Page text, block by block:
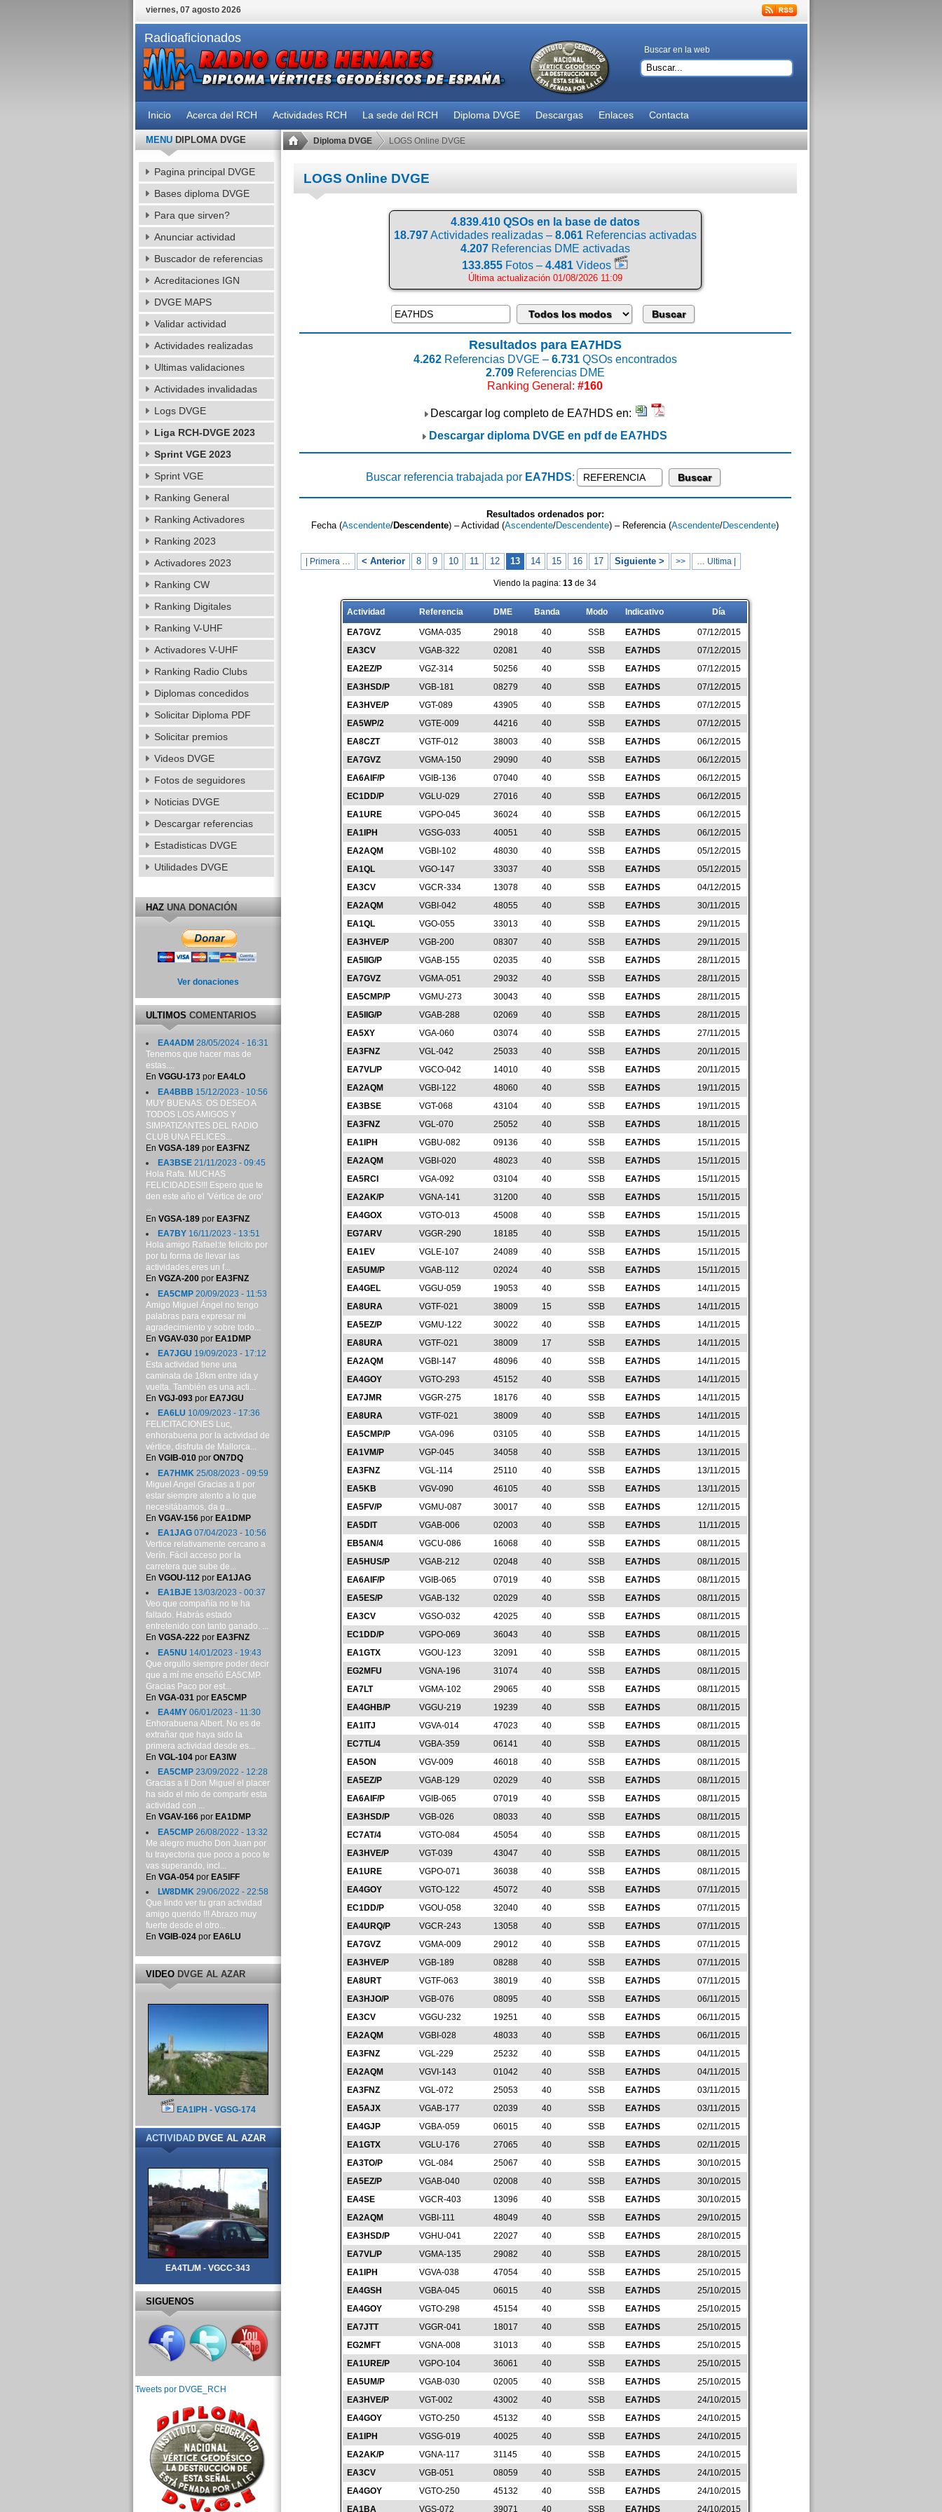
viernes, 07 agosto 2026
Radioaficionados
Buscar en la web
Inicio Acerca del RCH Actividades RCH La sede del RCH Diploma DVGE Descargas Enlaces Contacta
Diploma DVGE LOGS Online DVGE
LOGS Online DVGE
4.839.410 QSOs en la base de datos
18.797Actividades realizadas – 8.061Referencias activadas
4.207Referencias DME activadas
133.855 Fotos – 4.481 Videos
Última actualización 01/08/2026 11:09
Resultados para EA7HDS
4.262Referencias DVGE – 6.731QSOs encontrados
2.709Referencias DME
Ranking General: #160
Descargar log completo de EA7HDS en:
Descargar diploma DVGE en pdf de EA7HDS
Buscar referencia trabajada por EA7HDS:
Resultados ordenados por:
Fecha (Ascendente/Descendente) – Actividad (Ascendente/Descendente) – Referencia (Ascendente/Descendente)
| Primera … < Anterior 8 9 10 11 12 13 14 15 16 17 Siguiente > >> … Ultima |
Viendo la pagina: 13 de 34
Actividad Referencia DME Banda Modo Indicativo Día
EA7GVZ VGMA-035 29018 40 SSB EA7HDS
07/12/2015
EA3CV
VGAB-322 02081 40 SSB EA7HDS
07/12/2015
EA2EZ/P
VGZ-314 50256 40 SSB EA7HDS
07/12/2015
EA3HSD/P
VGB-181 08279 40 SSB EA7HDS
07/12/2015
EA3HVE/P
VGT-089 43905 40 SSB EA7HDS
07/12/2015
EA5WP/2
VGTE-009 44216 40 SSB EA7HDS
07/12/2015
EA8CZT
VGTF-012 38003 40 SSB EA7HDS
06/12/2015
EA7GVZ
VGMA-150 29090 40 SSB EA7HDS
06/12/2015
EA6AIF/P
VGIB-136 07040 40 SSB EA7HDS
06/12/2015
EC1DD/P
VGLU-029 27016 40 SSB EA7HDS
06/12/2015
EA1URE
VGPO-045 36024 40 SSB EA7HDS
06/12/2015
EA1IPH
VGSG-033 40051 40 SSB EA7HDS
06/12/2015
EA2AQM
VGBI-102 48030 40 SSB EA7HDS
05/12/2015
EA1QL
VGO-147 33037 40 SSB EA7HDS
05/12/2015
EA3CV
VGCR-334 13078 40 SSB EA7HDS
04/12/2015
EA2AQM
VGBI-042 48055 40 SSB EA7HDS
30/11/2015
EA1QL
VGO-055 33013 40 SSB EA7HDS
29/11/2015
EA3HVE/P
VGB-200 08307 40 SSB EA7HDS
29/11/2015
EA5IIG/P
VGAB-155 02035 40 SSB EA7HDS
28/11/2015
EA7GVZ
VGMA-051 29032 40 SSB EA7HDS
28/11/2015
EA5CMP/P
VGMU-273 30043 40 SSB EA7HDS
28/11/2015
EA5IIG/P
VGAB-288 02069 40 SSB EA7HDS
28/11/2015
EA5XY
VGA-060 03074 40 SSB EA7HDS
27/11/2015
EA3FNZ
VGL-042 25033 40 SSB EA7HDS
20/11/2015
EA7VL/P
VGCO-042 14010 40 SSB EA7HDS
20/11/2015
EA2AQM
VGBI-122 48060 40 SSB EA7HDS
19/11/2015
EA3BSE
VGT-068 43104 40 SSB EA7HDS
19/11/2015
EA3FNZ
VGL-070 25052 40 SSB EA7HDS
18/11/2015
EA1IPH
VGBU-082 09136 40 SSB EA7HDS
15/11/2015
EA2AQM
VGBI-020 48023 40 SSB EA7HDS
15/11/2015
EA5RCI
VGA-092 03104 40 SSB EA7HDS
15/11/2015
EA2AK/P
VGNA-141 31200 40 SSB EA7HDS
15/11/2015
EA4GOX
VGTO-013 45008 40 SSB EA7HDS
15/11/2015
EG7ARV
VGGR-290 18185 40 SSB EA7HDS
15/11/2015
EA1EV
VGLE-107 24089 40 SSB EA7HDS
15/11/2015
EA5UM/P
VGAB-112 02024 40 SSB EA7HDS
15/11/2015
EA4GEL
VGGU-059 19053 40 SSB EA7HDS
14/11/2015
EA8URA
VGTF-021 38009 15 SSB EA7HDS
14/11/2015
EA5EZ/P
VGMU-122 30022 40 SSB EA7HDS
14/11/2015
EA8URA
VGTF-021 38009 17 SSB EA7HDS
14/11/2015
EA2AQM
VGBI-147 48096 40 SSB EA7HDS
14/11/2015
EA4GOY
VGTO-293 45152 40 SSB EA7HDS
14/11/2015
EA7JMR
VGGR-275 18176 40 SSB EA7HDS
14/11/2015
EA8URA
VGTF-021 38009 40 SSB EA7HDS
14/11/2015
EA5CMP/P
VGA-096 03105 40 SSB EA7HDS
14/11/2015
EA1VM/P
VGP-045 34058 40 SSB EA7HDS
13/11/2015
EA3FNZ
VGL-114 25110 40 SSB EA7HDS
13/11/2015
EA5KB
VGV-090 46105 40 SSB EA7HDS
13/11/2015
EA5FV/P
VGMU-087 30017 40 SSB EA7HDS
12/11/2015
EA5DIT
VGAB-006 02003 40 SSB EA7HDS
11/11/2015
EB5AN/4
VGCU-086 16068 40 SSB EA7HDS
08/11/2015
EA5HUS/P
VGAB-212 02048 40 SSB EA7HDS
08/11/2015
EA6AIF/P
VGIB-065 07019 40 SSB EA7HDS
08/11/2015
EA5ES/P
VGAB-132 02029 40 SSB EA7HDS
08/11/2015
EA3CV
VGSO-032 42025 40 SSB EA7HDS
08/11/2015
EC1DD/P
VGPO-069 36043 40 SSB EA7HDS
08/11/2015
EA1GTX
VGOU-123 32091 40 SSB EA7HDS
08/11/2015
EG2MFU
VGNA-196 31074 40 SSB EA7HDS
08/11/2015
EA7LT
VGMA-102 29065 40 SSB EA7HDS
08/11/2015
EA4GHB/P
VGGU-219 19239 40 SSB EA7HDS
08/11/2015
EA1ITJ
VGVA-014 47023 40 SSB EA7HDS
08/11/2015
EC7TL/4
VGBA-359 06141 40 SSB EA7HDS
08/11/2015
EA5ON
VGV-009 46018 40 SSB EA7HDS
08/11/2015
EA5EZ/P
VGAB-129 02029 40 SSB EA7HDS
08/11/2015
EA6AIF/P
VGIB-065 07019 40 SSB EA7HDS
08/11/2015
EA3HSD/P
VGB-026 08033 40 SSB EA7HDS
08/11/2015
EC7AT/4
VGTO-084 45054 40 SSB EA7HDS
08/11/2015
EA3HVE/P
VGT-039 43047 40 SSB EA7HDS
08/11/2015
EA1URE
VGPO-071 36038 40 SSB EA7HDS
08/11/2015
EA4GOY
VGTO-122 45072 40 SSB EA7HDS
07/11/2015
EC1DD/P
VGOU-058 32040 40 SSB EA7HDS
07/11/2015
EA4URQ/P
VGCR-243 13058 40 SSB EA7HDS
07/11/2015
EA7GVZ
VGMA-009 29012 40 SSB EA7HDS
07/11/2015
EA3HVE/P
VGB-189 08288 40 SSB EA7HDS
07/11/2015
EA8URT
VGTF-063 38019 40 SSB EA7HDS
07/11/2015
EA3HJO/P
VGB-076 08095 40 SSB EA7HDS
06/11/2015
EA3CV
VGGU-232 19251 40 SSB EA7HDS
06/11/2015
EA2AQM
VGBI-028 48033 40 SSB EA7HDS
06/11/2015
EA3FNZ
VGL-229 25232 40 SSB EA7HDS
04/11/2015
EA2AQM
VGVI-143 01042 40 SSB EA7HDS
04/11/2015
EA3FNZ
VGL-072 25053 40 SSB EA7HDS
03/11/2015
EA5AJX
VGAB-177 02039 40 SSB EA7HDS
03/11/2015
EA4GJP
VGBA-059 06015 40 SSB EA7HDS
02/11/2015
EA1GTX
VGLU-176 27065 40 SSB EA7HDS
02/11/2015
EA3TO/P
VGL-084 25067 40 SSB EA7HDS
30/10/2015
EA5EZ/P
VGAB-040 02008 40 SSB EA7HDS
30/10/2015
EA4SE
VGCR-403 13096 40 SSB EA7HDS
30/10/2015
EA2AQM
VGBI-111 48049 40 SSB EA7HDS
29/10/2015
EA3HSD/P
VGHU-041 22027 40 SSB EA7HDS
28/10/2015
EA7VL/P
VGMA-135 29082 40 SSB EA7HDS
28/10/2015
EA1IPH
VGVA-038 47054 40 SSB EA7HDS
25/10/2015
EA4GSH
VGBA-045 06015 40 SSB EA7HDS
25/10/2015
EA4GOY
VGTO-298 45154 40 SSB EA7HDS
25/10/2015
EA7JTT
VGGR-041 18017 40 SSB EA7HDS
25/10/2015
EG2MFT
VGNA-008 31013 40 SSB EA7HDS
25/10/2015
EA1URE/P
VGPO-104 36061 40 SSB EA7HDS
25/10/2015
EA5UM/P
VGAB-030 02005 40 SSB EA7HDS
25/10/2015
EA3HVE/P
VGT-002 43002 40 SSB EA7HDS
24/10/2015
EA4GOY
VGTO-250 45132 40 SSB EA7HDS
24/10/2015
EA1IPH
VGSG-019 40025 40 SSB EA7HDS
24/10/2015
EA2AK/P
VGNA-117 31145 40 SSB EA7HDS
24/10/2015
EA3CV
VGB-051 08059 40 SSB EA7HDS
24/10/2015
EA4GOY
VGTO-250 45132 40 SSB EA7HDS
24/10/2015
EA1BA
VGS-072 39071 40 SSB EA7HDS 24/10/2015
MENUDIPLOMA DVGE
Pagina principal DVGE
Bases diploma DVGE
Para que sirven?
Anunciar actividad
Buscador de referencias
Acreditaciones IGN
DVGE MAPS
Validar actividad
Actividades realizadas
Ultimas validaciones
Actividades invalidadas
Logs DVGE
Liga RCH-DVGE 2023
Sprint VGE 2023
Sprint VGE
Ranking General
Ranking Activadores
Ranking 2023
Activadores 2023
Ranking CW
Ranking Digitales
Ranking V-UHF
Activadores V-UHF
Ranking Radio Clubs
Diplomas concedidos
Solicitar Diploma PDF
Solicitar premios
Videos DVGE
Fotos de seguidores
Noticias DVGE
Descargar referencias
Estadisticas DVGE
Utilidades DVGE
HAZUNA DONACIÓN
Ver donaciones
ULTIMOSCOMENTARIOS
EA4ADM 28/05/2024 - 16:31
Tenemos que hacer mas de
estas....
En VGGU-173por EA4LO
EA4BBB 15/12/2023 - 10:56
MUY BUENAS. OS DESEO A
TODOS LOS AMIGOS Y
SIMPATIZANTES DEL RADIO
CLUB UNA FELICES...
En VGSA-189por EA3FNZ
EA3BSE21/11/2023 - 09:45
Hola Rafa. MUCHAS
FELICIDADES!!! Espero que te
den este año el 'Vértice de oro'
...
En VGSA-189por EA3FNZ
EA7BY16/11/2023 - 13:51
Hola amigo Rafael:te felicito por
por tu forma de llevar las
actividades,eres un f...
En VGZA-200por EA3FNZ
EA5CMP20/09/2023 - 11:53
Amigo Miguel Ángel no tengo
palabras para expresar mi
agradecimiento y sobre todo...
En VGAV-030por EA1DMP
EA7JGU 19/09/2023 - 17:12
Esta actividad tiene una
caminata de 18km entre ida y
vuelta. También es una acti...
En VGJ-093por EA7JGU
EA6LU 10/09/2023 - 17:36
FELICITACIONES Luc,
enhorabuena por la actividad de
vértice, disfruta de Mallorca...
En VGIB-010por ON7DQ
EA7HMK 25/08/2023 - 09:59
Miguel Angel Gracias a ti por
estar siempre atento a lo que
necesitábamos, da g...
En VGAV-156por EA1DMP
EA1JAG07/04/2023 - 10:56
Vertice relativamente cercano a
Verín. Fácil acceso por la
carretera que sube de...
En VGOU-112por EA1JAG
EA1BJE13/03/2023 - 00:37
Veo que compañía no te ha
faltado. Habrás estado
entretenido con tanto ganado. ...
En VGSA-222por EA3FNZ
EA5NU 14/01/2023 - 19:43
Que orgullo siempre poder decir
que a mí me enseñó EA5CMP.
Gracias Paco por est...
En VGA-031 por EA5CMP
EA4MY06/01/2023 - 11:30
Enhorabuena Albert. No es de
extrañar que haya sido la
primera actividad desde es...
En VGL-104por EA3IW
EA5CMP23/09/2022 - 12:28
Gracias a ti Don Miguel el placer
ha sido el mío de compartir esta
actividad con ...
En VGAV-166por EA1DMP
EA5CMP26/08/2022 - 13:32
Me alegro mucho Don Juan por
tu trayectoria que poco a poco te
vas superando, incl...
En VGA-054por EA5IFF
LW8DMK29/06/2022 - 22:58
Que lindo ver tu gran actividad
amigo querido !!! Abrazo muy
fuerte desde el otro...
En VGIB-024por EA6LU
VIDEODVGE AL AZAR
EA1IPH - VGSG-174
ACTIVIDADDVGE AL AZAR
EA4TL/M - VGCC-343
SIGUENOS
Tweets por DVGE_RCH